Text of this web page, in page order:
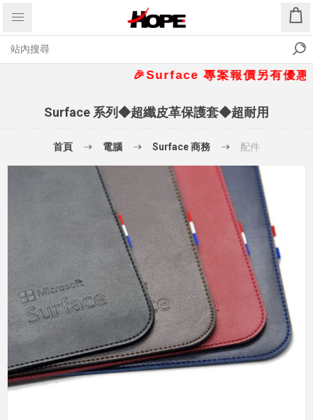
🎉Surface 專案報價另有優惠
Surface 系列◆超纖皮革保護套◆超耐用
首頁 電腦 Surface 商務 配件